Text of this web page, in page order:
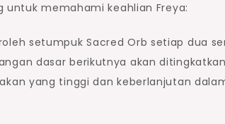
memahami keahlian Freya:
setumpuk Sacred Orb setiap dua
dasar berikutnya akan
yang tinggi dan keberlanjutan